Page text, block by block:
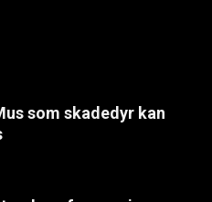
som skadedyr kan